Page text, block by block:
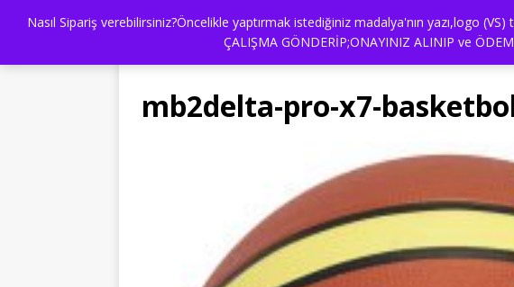
Nasıl Sipariş verebilirsiniz?Öncelikle yaptırmak istediğiniz madalya'nın yazı,logo
ÇALIŞMA GÖNDERİP;ONAYINIZ ALINIP ve
HEDİYE BURDA İLETİŞİM NASIL
mb2delta-pro-x7-